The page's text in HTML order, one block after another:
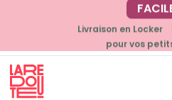
EN CE
-20%
Livraison en Locker
pour vos